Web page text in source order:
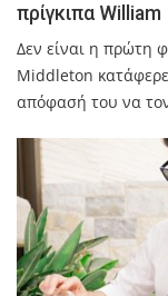
πρίγκιπα William
Δεν είναι η πρώτη
Middleton
απόφασή του να